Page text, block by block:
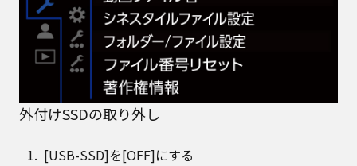
外付けSSDの取り外し
[USB-SSD]を[OFF]にする